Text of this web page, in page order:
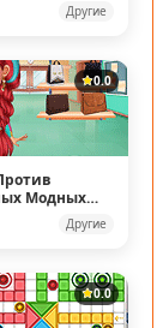
Другие
0.0
Модных
Другие
0.0